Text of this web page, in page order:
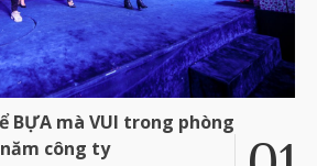
BỰA mà VUI trong phòng
công ty